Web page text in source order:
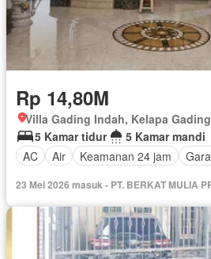
Rp 14,80M
5 Kamar tidur
5 Kamar mandi
AC
Air Keamanan 24 jam
23 Mei 2026 masuk - PT. BERKAT MULIA